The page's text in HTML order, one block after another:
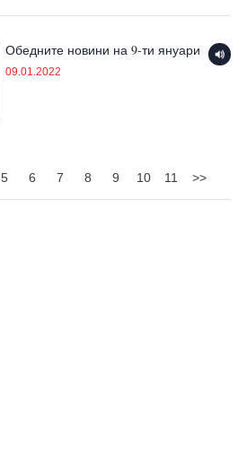
Обедните новини на 9-ти януари
09.01.2022
5 6 7 8 9 10 11 >>